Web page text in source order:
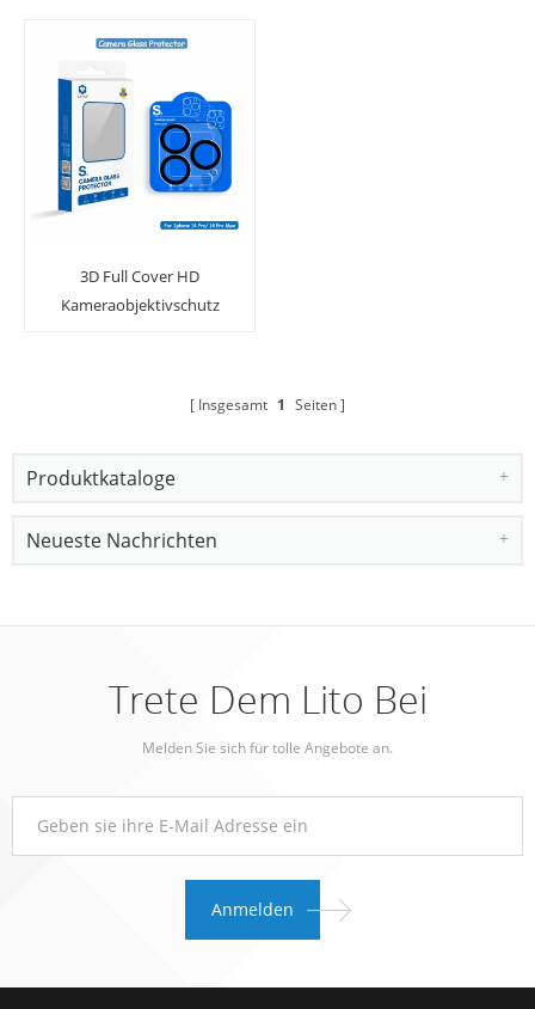
3D Full Cover HD
Kameraobjektivschutz
Insgesamt 1 Seiten
Produktkataloge
Neueste Nachrichten
Trete Dem Lito Bei
Melden Sie sich für tolle Angebote an.